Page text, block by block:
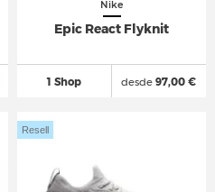
Nike
Epic React Flyknit
1 Shop desde 97,00 €
Resell